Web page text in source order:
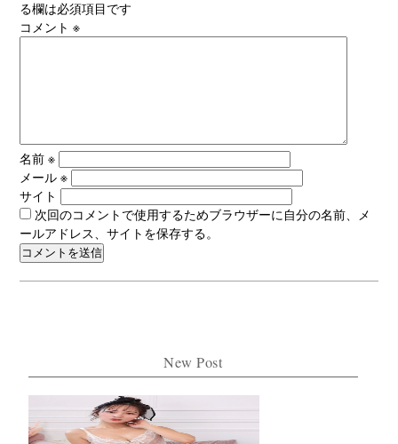
る欄は必須項目です
コメント※
名前※
メール※
サイト
次回のコメントで使用するためブラウザーに自分の名前、メ
ールアドレス、サイトを保存する。
New Post